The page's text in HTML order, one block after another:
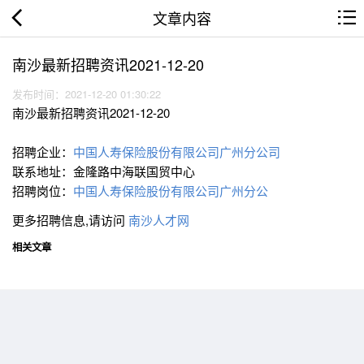
文章内容
南沙最新招聘资讯2021-12-20
发布时间：2021-12-20 01:30:22
南沙最新招聘资讯2021-12-20
招聘企业： 中国人寿保险股份有限公司广州分公司
联系地址：金隆路中海联国贸中心
招聘岗位： 中国人寿保险股份有限公司广州分公
更多招聘信息,请访问 南沙人才网
相关文章